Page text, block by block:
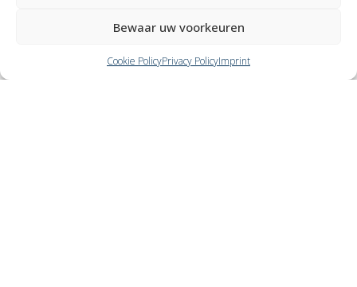
Bewaar uw voorkeuren
Cookie PolicyPrivacy PolicyImprint